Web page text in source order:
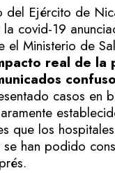
del Ejército de
covid-19
el Ministerio de
real de la
casos en
que los
han podido